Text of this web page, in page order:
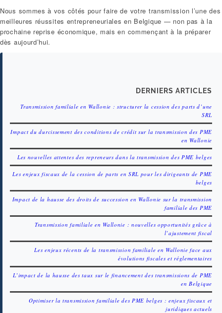
Nous sommes à vos côtés pour faire de votre transmission l’une des
meilleures réussites entrepreneuriales en Belgique — non pas à la
prochaine reprise économique, mais en commençant à la préparer
dès aujourd’hui.
DERNIERS ARTICLES
Transmission familiale en Wallonie : structurer la cession des parts d’une
SRL
Impact du durcissement des conditions de crédit sur la transmission des PME
en Wallonie
Les nouvelles attentes des repreneurs dans la transmission des PME belges
Les enjeux fiscaux de la cession de parts en SRL pour les dirigeants de PME
belges
Impact de la hausse des droits de succession en Wallonie sur la transmission
familiale des PME
Transmission familiale en Wallonie : nouvelles opportunités grâce à
l’ajustement fiscal
Les enjeux récents de la transmission familiale en Wallonie face aux
évolutions fiscales et réglementaires
L’impact de la hausse des taux sur le financement des transmissions de PME
en Belgique
Optimiser la transmission familiale des PME belges : enjeux fiscaux et
juridiques actuels